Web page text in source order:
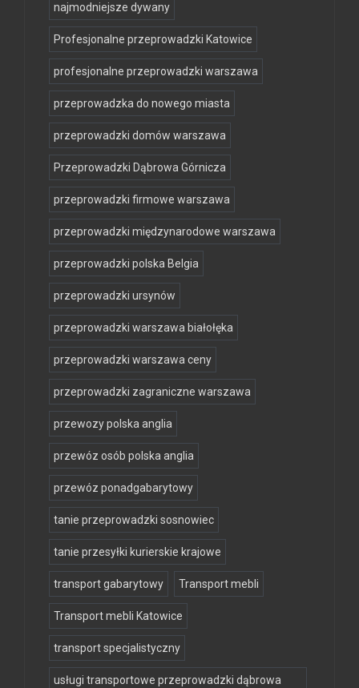
najmodniejsze dywany
Profesjonalne przeprowadzki Katowice
profesjonalne przeprowadzki warszawa
przeprowadzka do nowego miasta
przeprowadzki domów warszawa
Przeprowadzki Dąbrowa Górnicza
przeprowadzki firmowe warszawa
przeprowadzki międzynarodowe warszawa
przeprowadzki polska Belgia
przeprowadzki ursynów
przeprowadzki warszawa białołęka
przeprowadzki warszawa ceny
przeprowadzki zagraniczne warszawa
przewozy polska anglia
przewóz osób polska anglia
przewóz ponadgabarytowy
tanie przeprowadzki sosnowiec
tanie przesyłki kurierskie krajowe
transport gabarytowy Transport mebli
Transport mebli Katowice
transport specjalistyczny
usługi transportowe przeprowadzki dąbrowa